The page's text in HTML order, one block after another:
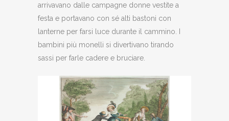
arrivavano dalle campagne donne vestite a
festa e portavano con sé alti bastoni con
lanterne per farsi luce durante il cammino. I
bambini più monelli si divertivano tirando
sassi per farle cadere e bruciare.